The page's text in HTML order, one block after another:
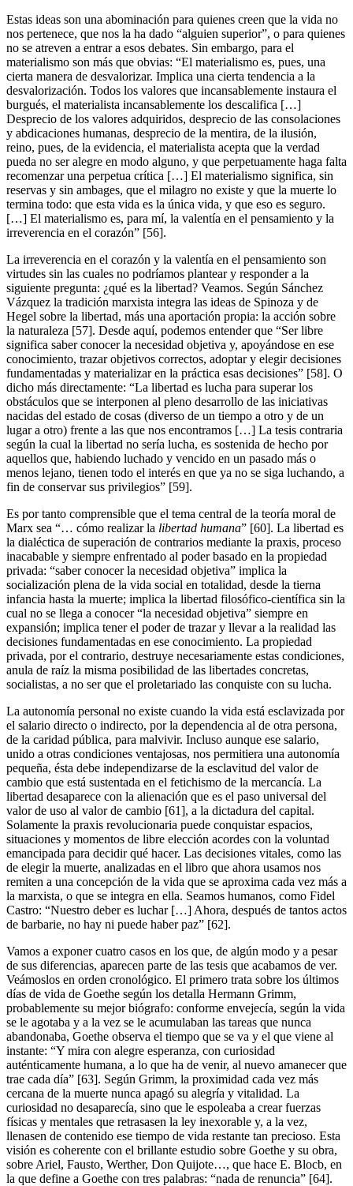
Estas ideas son una abominación para quienes creen que la vida no
nos pertenece, que nos la ha dado “alguien superior”, o para quienes
no se atreven a entrar a esos debates. Sin embargo, para el
materialismo son más que obvias: “El materialismo es, pues, una
cierta manera de desvalorizar. Implica una cierta tendencia a la
desvalorización. Todos los valores que incansablemente instaura el
burgués, el materialista incansablemente los descalifica […]
Desprecio de los valores adquiridos, desprecio de las consolaciones
y abdicaciones humanas, desprecio de la mentira, de la ilusión,
reino, pues, de la evidencia, el materialista acepta que la verdad
pueda no ser alegre en modo alguno, y que perpetuamente haga falta
recomenzar una perpetua crítica […] El materialismo significa, sin
reservas y sin ambages, que el milagro no existe y que la muerte lo
termina todo: que esta vida es la única vida, y que eso es seguro.
[…] El materialismo es, para mí, la valentía en el pensamiento y la
irreverencia en el corazón” [56].
La irreverencia en el corazón y la valentía en el pensamiento son
virtudes sin las cuales no podríamos plantear y responder a la
siguiente pregunta: ¿qué es la libertad? Veamos. Según Sánchez
Vázquez la tradición marxista integra las ideas de Spinoza y de
Hegel sobre la libertad, más una aportación propia: la acción sobre
la naturaleza [57]. Desde aquí, podemos entender que “Ser libre
significa saber conocer la necesidad objetiva y, apoyándose en ese
conocimiento, trazar objetivos correctos, adoptar y elegir decisiones
fundamentadas y materializar en la práctica esas decisiones” [58]. O
dicho más directamente: “La libertad es lucha para superar los
obstáculos que se interponen al pleno desarrollo de las iniciativas
nacidas del estado de cosas (diverso de un tiempo a otro y de un
lugar a otro) frente a las que nos encontramos […] La tesis contraria
según la cual la libertad no sería lucha, es sostenida de hecho por
aquellos que, habiendo luchado y vencido en un pasado más o
menos lejano, tienen todo el interés en que ya no se siga luchando, a
fin de conservar sus privilegios” [59].
Es por tanto comprensible que el tema central de la teoría moral de
Marx sea “… cómo realizar la libertad humana” [60]. La libertad es
la dialéctica de superación de contrarios mediante la praxis, proceso
inacabable y siempre enfrentado al poder basado en la propiedad
privada: “saber conocer la necesidad objetiva” implica la
socialización plena de la vida social en totalidad, desde la tierna
infancia hasta la muerte; implica la libertad filosófico-científica sin la
cual no se llega a conocer “la necesidad objetiva” siempre en
expansión; implica tener el poder de trazar y llevar a la realidad las
decisiones fundamentadas en ese conocimiento. La propiedad
privada, por el contrario, destruye necesariamente estas condiciones,
anula de raíz la misma posibilidad de las libertades concretas,
socialistas, a no ser que el proletariado las conquiste con su lucha.
La autonomía personal no existe cuando la vida está esclavizada por
el salario directo o indirecto, por la dependencia al de otra persona,
de la caridad pública, para malvivir. Incluso aunque ese salario,
unido a otras condiciones ventajosas, nos permitiera una autonomía
pequeña, ésta debe independizarse de la esclavitud del valor de
cambio que está sustentada en el fetichismo de la mercancía. La
libertad desaparece con la alienación que es el paso universal del
valor de uso al valor de cambio [61], a la dictadura del capital.
Solamente la praxis revolucionaria puede conquistar espacios,
situaciones y momentos de libre elección acordes con la voluntad
emancipada para decidir qué hacer. Las decisiones vitales, como las
de elegir la muerte, analizadas en el libro que ahora usamos nos
remiten a una concepción de la vida que se aproxima cada vez más a
la marxista, o que se integra en ella. Seamos humanos, como Fidel
Castro: “Nuestro deber es luchar […] Ahora, después de tantos actos
de barbarie, no hay ni puede haber paz” [62].
Vamos a exponer cuatro casos en los que, de algún modo y a pesar
de sus diferencias, aparecen parte de las tesis que acabamos de ver.
Veámoslos en orden cronológico. El primero trata sobre los últimos
días de vida de Goethe según los detalla Hermann Grimm,
probablemente su mejor biógrafo: conforme envejecía, según la vida
se le agotaba y a la vez se le acumulaban las tareas que nunca
abandonaba, Goethe observa el tiempo que se va y el que viene al
instante: “Y mira con alegre esperanza, con curiosidad
auténticamente humana, a lo que ha de venir, al nuevo amanecer que
trae cada día” [63]. Según Grimm, la proximidad cada vez más
cercana de la muerte nunca apagó su alegría y vitalidad. La
curiosidad no desaparecía, sino que le espoleaba a crear fuerzas
físicas y mentales que retrasasen la ley inexorable y, a la vez,
llenasen de contenido ese tiempo de vida restante tan precioso. Esta
visión es coherente con el brillante estudio sobre Goethe y su obra,
sobre Ariel, Fausto, Werther, Don Quijote…, que hace E. Blocb, en
la que define a Goethe con tres palabras: “nada de renuncia” [64].